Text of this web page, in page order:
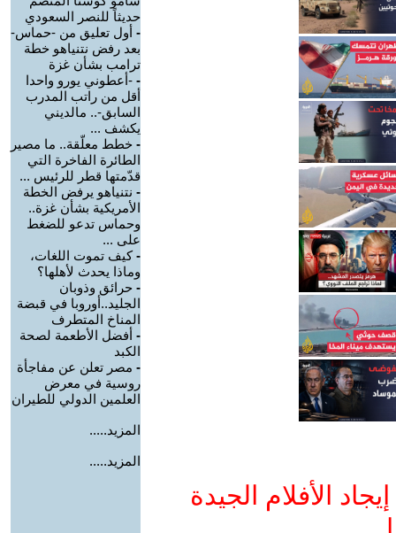
الأفلام الجيدة
حديثاً للنصر السعودي
- أول تعليق من -حماس-
بعد رفض نتنياهو خطة
ترامب بشأن غزة
- -أعطوني يورو واحدا
أقل من راتب المدرب
السابق-.. مالديني
يكشف ...
- خطط معلّقة.. ما مصير
الطائرة الفاخرة التي
قدّمتها قطر للرئيس ...
- نتنياهو يرفض الخطة
الأمريكية بشأن غزة..
وحماس تدعو للضغط
على ...
-كيف تموت اللغات،
وماذا يحدث لأهلها؟
- حرائق وذوبان
الجليد..أوروبا في قبضة
المناخ المتطرف
- أفضل الأطعمة لصحة
الكبد
- مصر تعلن عن مفاجأة
روسية في معرض
العلمين الدولي للطيران
المزيد.....
المزيد.....